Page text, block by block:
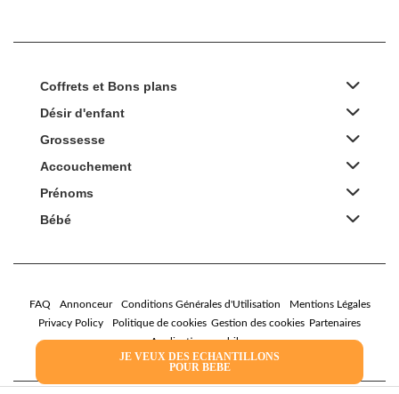
JE VEUX DES ECHANTILLONS
POUR BEBE
Coffrets et Bons plans
Désir d'enfant
Grossesse
Accouchement
Prénoms
Bébé
FAQ Annonceur Conditions Générales d'Utilisation
Mentions Légales
Privacy Policy
Politique de cookies Gestion des cookies Partenaires
Applications mobiles